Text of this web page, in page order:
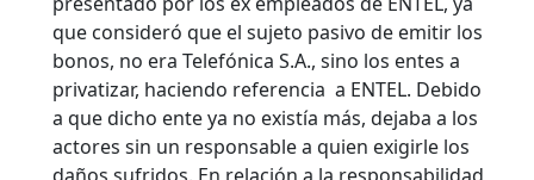
que consideró que el sujeto pasivo de emitir los
bonos, no era Telefónica S.A., sino los entes a
privatizar, haciendo referencia a ENTEL. Debido
a que dicho ente ya no existía más, dejaba a los
actores sin un responsable a quien exigirle los